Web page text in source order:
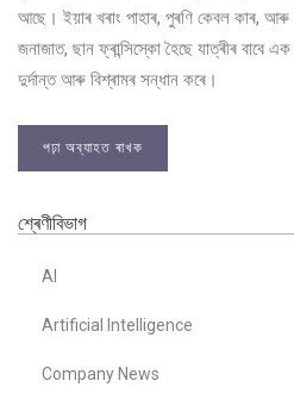
আছে। ইয়াৰ খৰাং পাহাৰ, পুৰণি কেবল কাৰ, আৰু
জনাজাত, ছান ফ্ৰান্সিস্কো হৈছে যাত্ৰীৰ বাবে
দুৰ্দান্ত আৰু বিশ্ৰামৰ সন্ধান কৰে।
পঢ়া অব্যাহত ৰাখক
শ্ৰেণীবিভাগ
AI
Artificial Intelligence
Company News